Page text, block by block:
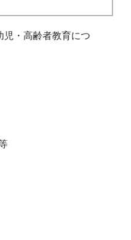
児・高齢者教育につ